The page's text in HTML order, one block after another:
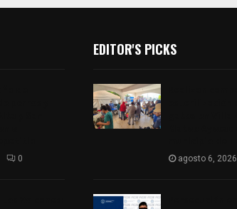
0
EDITOR'S PICKS
agosto 6, 2026